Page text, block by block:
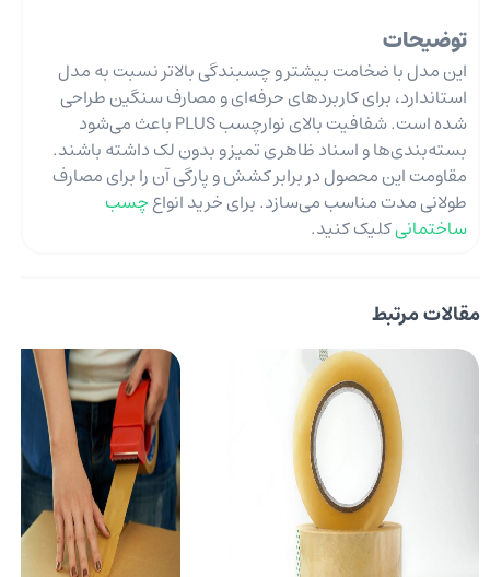
توضیحات
این مدل با ضخامت بیشتر و چسبندگی بالاتر نسبت به مدل
استاندارد، برای کاربردهای حرفه‌ای و مصارف سنگین طراحی
شده است. شفافیت بالای نوارچسب PLUS باعث می‌شود
بسته‌بندی‌ها و اسناد ظاهری تمیز و بدون لک داشته باشند.
مقاومت این محصول در برابر کشش و پارگی آن را برای مصارف
طولانی مدت مناسب می‌سازد. برای خرید انواعچسب
ساختمانیکلیک کنید.
مقالات مرتبط